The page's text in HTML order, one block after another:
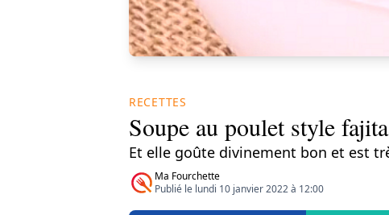
RECETTES
Soupe au poulet style
Et elle goûte divinement bon et est
Ma Fourchette
Publié le lundi 10 janvier 2022 à 12:00